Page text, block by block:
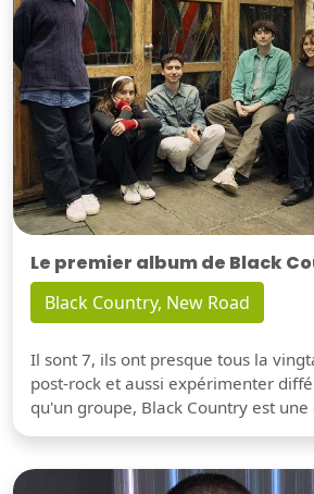
Le premier album de Black
Black Country, New Road
Il sont 7, ils ont presque tous la
post-rock et aussi expérimenter
qu'un groupe, Black Country est